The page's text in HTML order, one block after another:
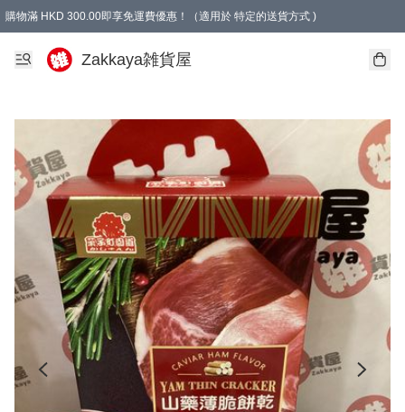
購物滿 HKD 300.00即享免運費優惠！（適用於 特定的送貨方式 )
Zakkaya雑貨屋